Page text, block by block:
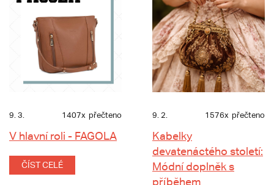
9. 3. 1407x přečteno
V hlavní roli - FAGOLA
ČÍST CELÉ
9. 2. 1576x přečteno
Kabelky
devatenáctého století:
Módní doplněk s
příběhem